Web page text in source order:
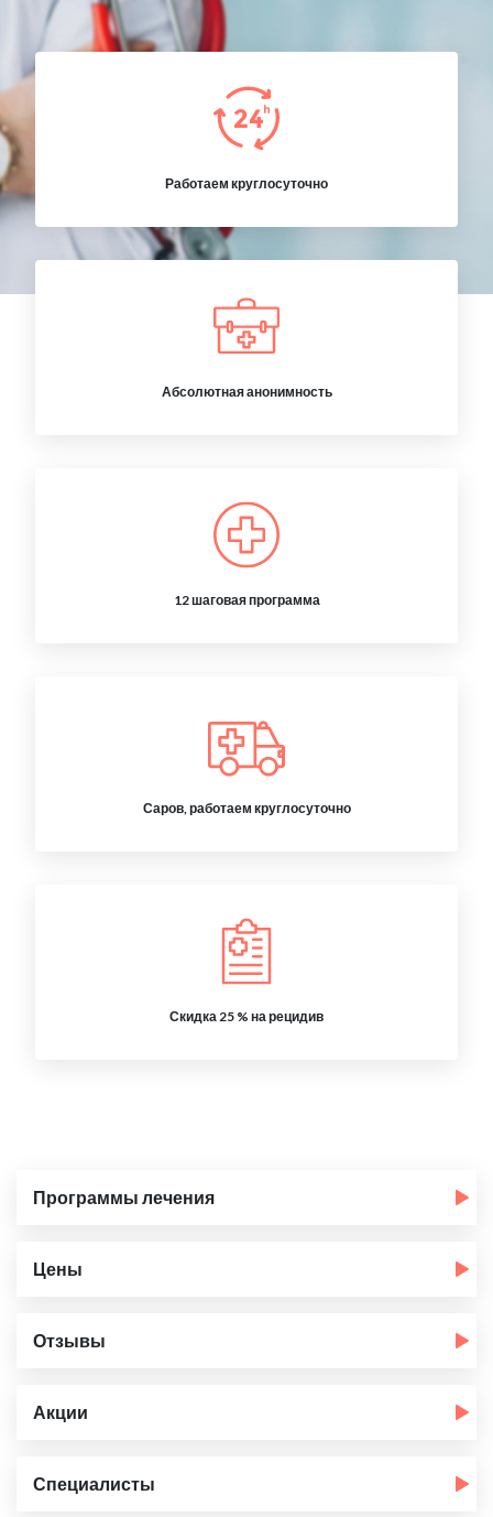
Работаем круглосуточно
Абсолютная анонимность
12 шаговая программа
Саров, работаем круглосуточно
Скидка 25 % на рецидив
Программы лечения
Цены
Отзывы
Акции
Специалисты